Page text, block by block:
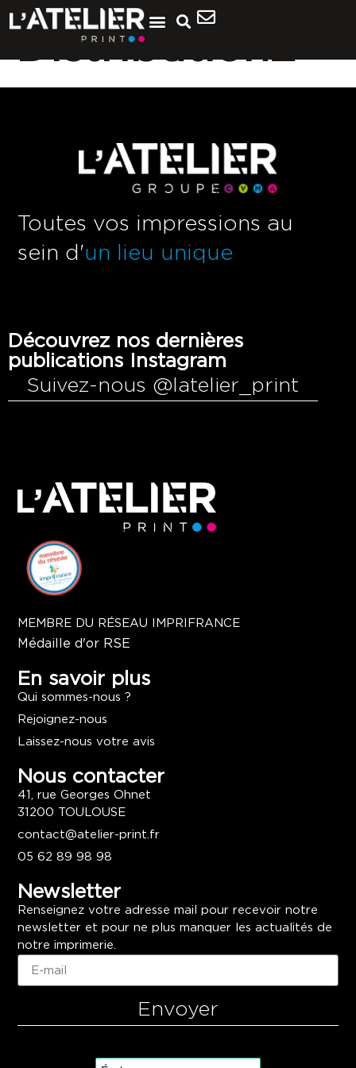
Distribution2
Toutes vos impressions au
sein d'un lieu unique
Découvrez nos dernières
publications Instagram
Suivez-nous @latelier_print
MEMBRE DU RÉSEAU IMPRIFRANCE
Médaille d'or RSE
En savoir plus
Qui sommes-nous ?
Rejoignez-nous
Laissez-nous votre avis
Nous contacter
41, rue Georges Ohnet
31200 TOULOUSE
contact@atelier-print.fr
05 62 89 98 98
Newsletter
Renseignez votre adresse mail pour recevoir notre
newsletter et pour ne plus manquer les actualités de
notre imprimerie.
Envoyer